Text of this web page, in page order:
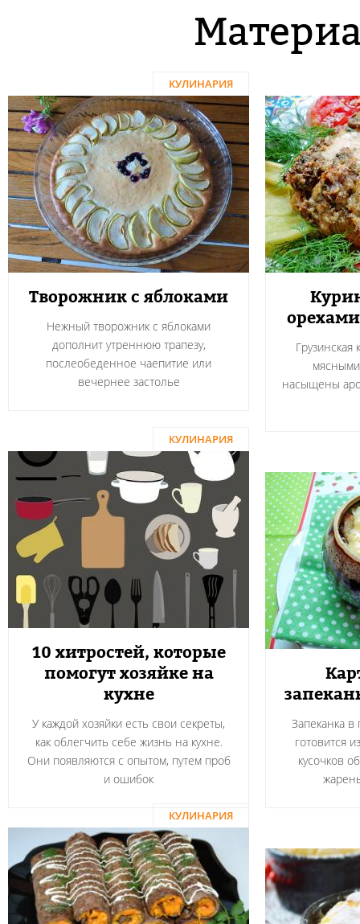
КУЛИНАРИЯ
Творожник с яблоками
Нежный творожник с яблоками
дополнит утреннюю трапезу,
послеобеденное чаепитие или
вечернее застолье
Грузинская
насыщены
КУЛИНАРИЯ
10 хитростей, которые
помогут хозяйке на
кухне
У каждой хозяйки есть свои секреты,
как облегчить себе жизнь на кухне.
Они появляются с опытом, путем проб
и ошибок
Запеканка
готовится
кусочков
КУЛИНАРИЯ